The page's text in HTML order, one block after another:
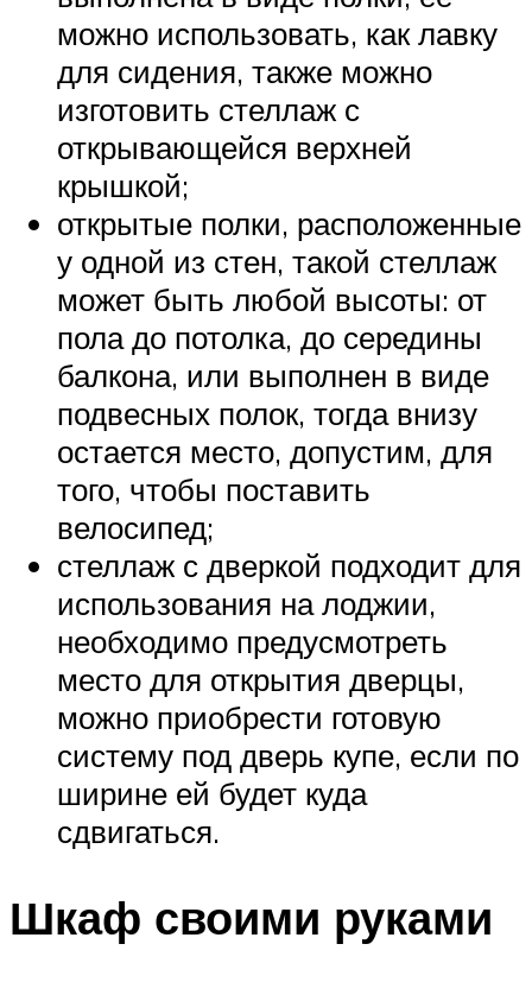
можно использовать, как лавку
для сидения, также можно
изготовить стеллаж с
открывающейся верхней
крышкой;
открытые полки, расположенные
у одной из стен, такой стеллаж
может быть любой высоты: от
пола до потолка, до середины
балкона, или выполнен в виде
подвесных полок, тогда внизу
остается место, допустим, для
того, чтобы поставить
велосипед;
стеллаж с дверкой подходит для
использования на лоджии,
необходимо предусмотреть
место для открытия дверцы,
можно приобрести готовую
систему под дверь купе, если по
ширине ей будет куда
сдвигаться.
Шкаф своими руками